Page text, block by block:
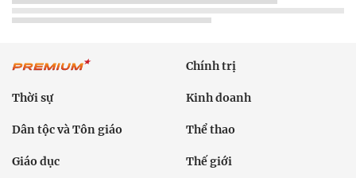
Chính trị
Thời sự Kinh doanh
Dân tộc và Tôn giáo Thể thao
Giáo dục Thế giới